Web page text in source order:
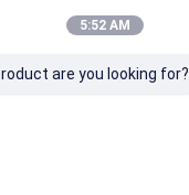
5:52 AM
are you looking for?